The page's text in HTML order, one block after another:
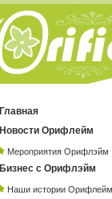
Главная
Новости Орифлейм
Мероприятия Орифлэйм
Бизнес с Орифлэйм
Наши истории Орифлейм